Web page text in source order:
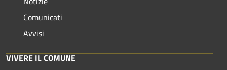
Comunicati
Avvisi
VIVERE IL COMUNE